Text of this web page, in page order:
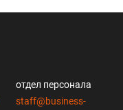
отдел персонала
staff@business-